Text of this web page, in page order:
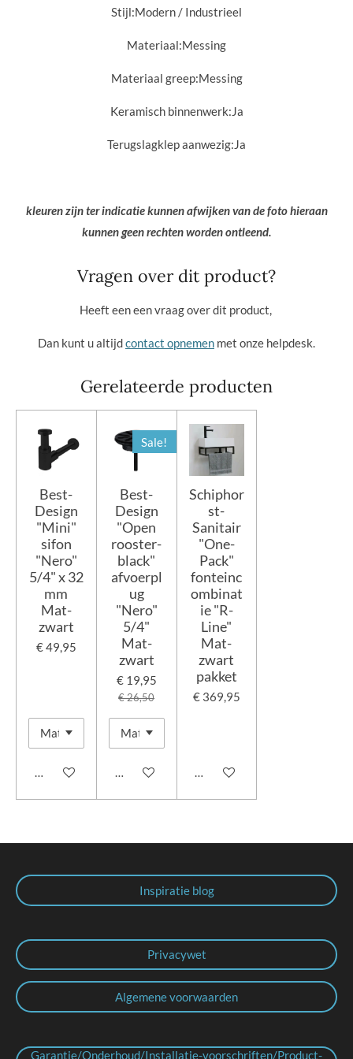
Stijl:Modern / Industrieel
Materiaal:Messing
Materiaal greep:Messing
Keramisch binnenwerk:Ja
Terugslagklep aanwezig:Ja
kleuren zijn ter indicatie kunnen afwijken van de foto hieraan
kunnen geen rechten worden ontleend.
Vragen over dit product?
Heeft een een vraag over dit product,
Dan kunt u altijdcontact opnemen met onze helpdesk.
Gerelateerde producten
Best-
Design
"Mini"
sifon
"Nero"
5/4" x 32
mm
Mat-
zwart
€ 49,95
In winkelwagen
Sale!
Best-
Design
"Open
rooster-
black"
afvoerpl
ug
"Nero"
5/4"
Mat-
zwart
€ 19,95
€ 26,50
In winkelwagen
Schiphor
st-
Sanitair
"One-
Pack"
fonteinc
ombinat
ie "R-
Line"
Mat-
zwart
pakket
€ 369,95
In winkelwagen
Inspiratie blog
Privacywet
Algemene voorwaarden
Garantie/Onderhoud/Installatie-voorschriften/Product-